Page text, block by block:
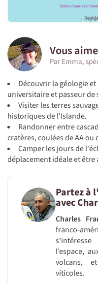
Vous
Par Emma,
Découvrir la géologie
universitaire et passeur de
Visiter les terres
historiques de l'Islande.
Randonner entre
cratères, coulées de AA ou
Camper les jours de
déplacement idéale et
Partez à
avec
Charles
franco-
l’espace,
volcans,
viticoles.